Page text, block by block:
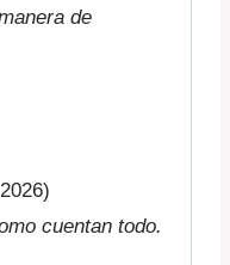
de
cuentan todo.